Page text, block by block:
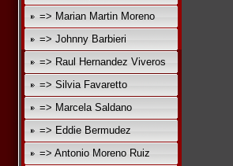
=> Marian Martin Moreno
=> Johnny Barbieri
=> Raul Hernandez Viveros
=> Silvia Favaretto
=> Marcela Saldano
=> Eddie Bermudez
=> Antonio Moreno Ruiz